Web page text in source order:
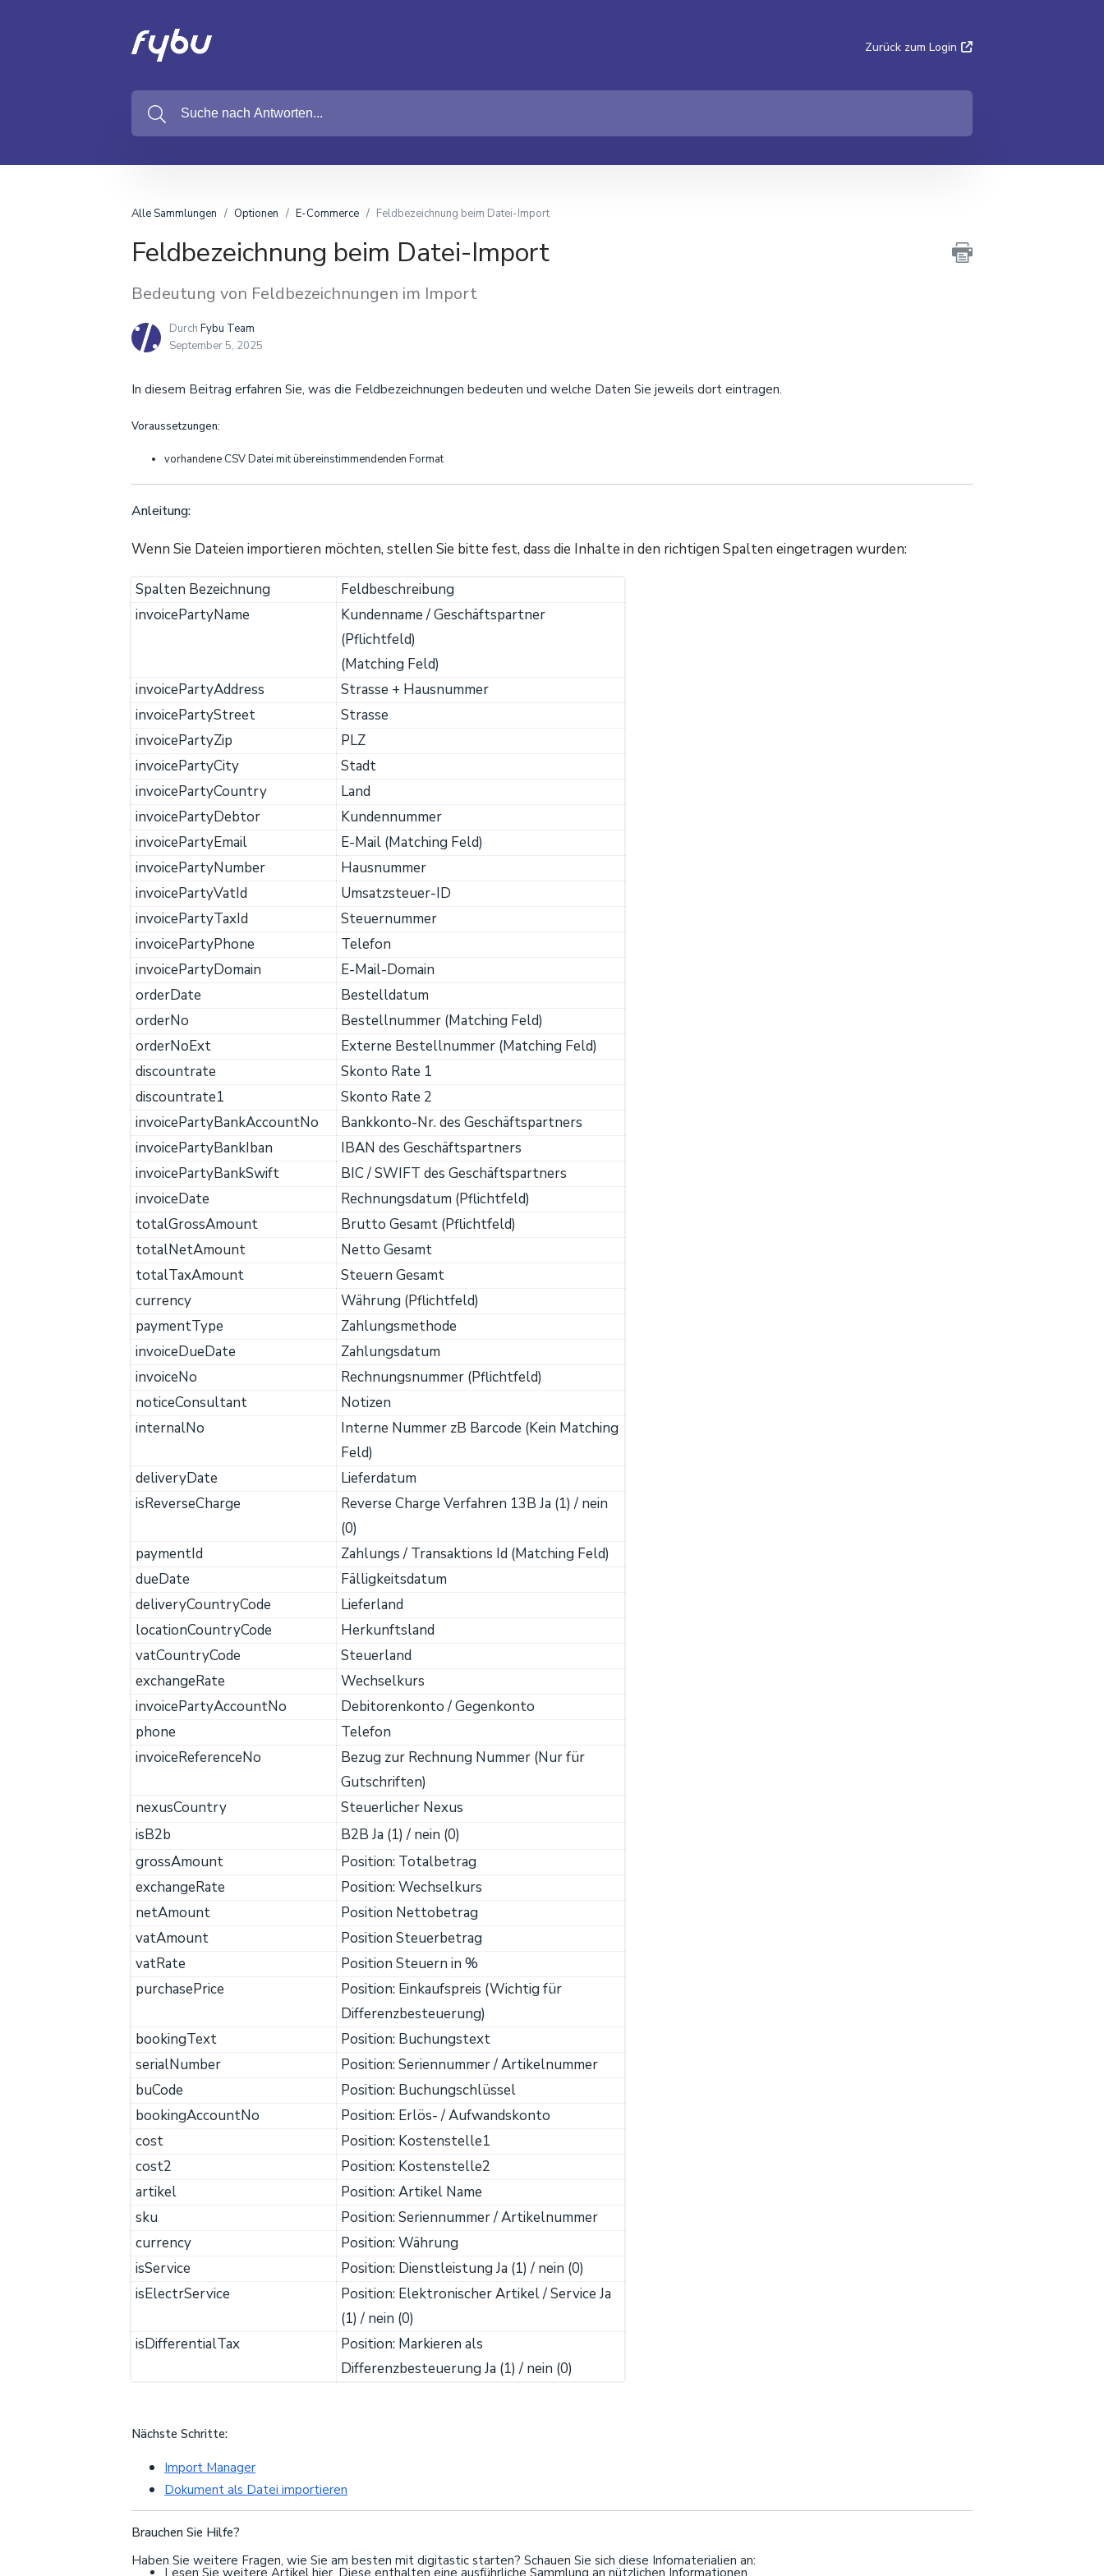
Zurück zum Login
Alle Sammlungen Optionen E-Commerce Feldbezeichnung beim Datei-Import
Feldbezeichnung beim Datei-Import
Bedeutung von Feldbezeichnungen im Import
Durch Fybu Team
September 5, 2025
In diesem Beitrag erfahren Sie, was die Feldbezeichnungen bedeuten und welche Daten Sie jeweils dort eintragen.
Voraussetzungen:
vorhandene CSV Datei mit übereinstimmendenden Format
Anleitung:
Wenn Sie Dateien importieren möchten, stellen Sie bitte fest, dass die Inhalte in den richtigen Spalten eingetragen wurden:
Spalten Bezeichnung
Feldbeschreibung
invoicePartyName
Kundenname / Geschäftspartner
(Pflichtfeld)
(Matching Feld)
invoicePartyAddress
Strasse + Hausnummer
invoicePartyStreet
Strasse
invoicePartyZip
PLZ
invoicePartyCity
Stadt
invoicePartyCountry
Land
invoicePartyDebtor
Kundennummer
invoicePartyEmail
E-Mail (Matching Feld)
invoicePartyNumber
Hausnummer
invoicePartyVatId
Umsatzsteuer-ID
invoicePartyTaxId
Steuernummer
invoicePartyPhone
Telefon
invoicePartyDomain
E-Mail-Domain
orderDate
Bestelldatum
orderNo
Bestellnummer (Matching Feld)
orderNoExt
Externe Bestellnummer (Matching Feld)
discountrate
Skonto Rate 1
discountrate1
Skonto Rate 2
invoicePartyBankAccountNo
Bankkonto-Nr. des Geschäftspartners
invoicePartyBankIban
IBAN des Geschäftspartners
invoicePartyBankSwift
BIC / SWIFT des Geschäftspartners
invoiceDate
Rechnungsdatum (Pflichtfeld)
totalGrossAmount
Brutto Gesamt (Pflichtfeld)
totalNetAmount
Netto Gesamt
totalTaxAmount
Steuern Gesamt
currency
Währung (Pflichtfeld)
paymentType
Zahlungsmethode
invoiceDueDate
Zahlungsdatum
invoiceNo
Rechnungsnummer (Pflichtfeld)
noticeConsultant
Notizen
internalNo
Interne Nummer zB Barcode (Kein Matching
Feld)
deliveryDate
Lieferdatum
isReverseCharge
Reverse Charge Verfahren 13B Ja (1) / nein
(0)
paymentId
Zahlungs / Transaktions Id (Matching Feld)
dueDate
Fälligkeitsdatum
deliveryCountryCode
Lieferland
locationCountryCode
Herkunftsland
vatCountryCode
Steuerland
exchangeRate
Wechselkurs
invoicePartyAccountNo
Debitorenkonto / Gegenkonto
phone
Telefon
invoiceReferenceNo
Bezug zur Rechnung Nummer (Nur für
Gutschriften)
nexusCountry
Steuerlicher Nexus
isB2b
B2B Ja (1) / nein (0)
grossAmount
Position: Totalbetrag
exchangeRate
Position: Wechselkurs
netAmount
Position Nettobetrag
vatAmount
Position Steuerbetrag
vatRate
Position Steuern in %
purchasePrice
Position: Einkaufspreis (Wichtig für
Differenzbesteuerung)
bookingText
Position: Buchungstext
serialNumber
Position: Seriennummer / Artikelnummer
buCode
Position: Buchungschlüssel
bookingAccountNo
Position: Erlös- / Aufwandskonto
cost
Position: Kostenstelle1
cost2
Position: Kostenstelle2
artikel
Position: Artikel Name
sku
Position: Seriennummer / Artikelnummer
currency
Position: Währung
isService
Position: Dienstleistung Ja (1) / nein (0)
isElectrService
Position: Elektronischer Artikel / Service Ja
(1) / nein (0)
isDifferentialTax
Position: Markieren als
Differenzbesteuerung Ja (1) / nein (0)
Nächste Schritte:
Import Manager
Dokument als Datei importieren
Brauchen Sie Hilfe?
Haben Sie weitere Fragen, wie Sie am besten mit digitastic starten? Schauen Sie sich diese Infomaterialien an:
Lesen Sie weitere Artikel hier. Diese enthalten eine ausführliche Sammlung an nützlichen Informationen.